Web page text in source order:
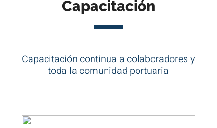
Capacitación
Capacitación continua a colaboradores y
toda la comunidad portuaria